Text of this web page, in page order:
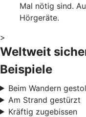
Mal nötig sind.
Hörgeräte.
>
Weltweit
Beispiele
Beim Wandern
Am Strand gestürzt
Kräftig zugebissen